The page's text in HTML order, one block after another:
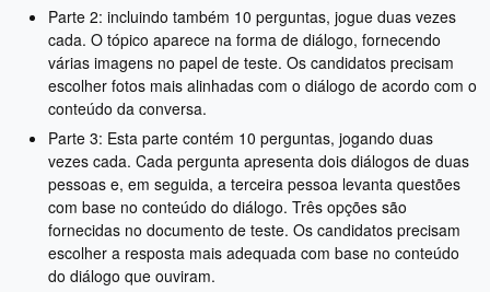
Parte 2: incluindo também 10 perguntas, jogue duas vezes
cada. O tópico aparece na forma de diálogo, fornecendo
várias imagens no papel de teste. Os candidatos precisam
escolher fotos mais alinhadas com o diálogo de acordo com o
conteúdo da conversa.
Parte 3: Esta parte contém 10 perguntas, jogando duas
vezes cada. Cada pergunta apresenta dois diálogos de duas
pessoas e, em seguida, a terceira pessoa levanta questões
com base no conteúdo do diálogo. Três opções são
fornecidas no documento de teste. Os candidatos precisam
escolher a resposta mais adequada com base no conteúdo
do diálogo que ouviram.